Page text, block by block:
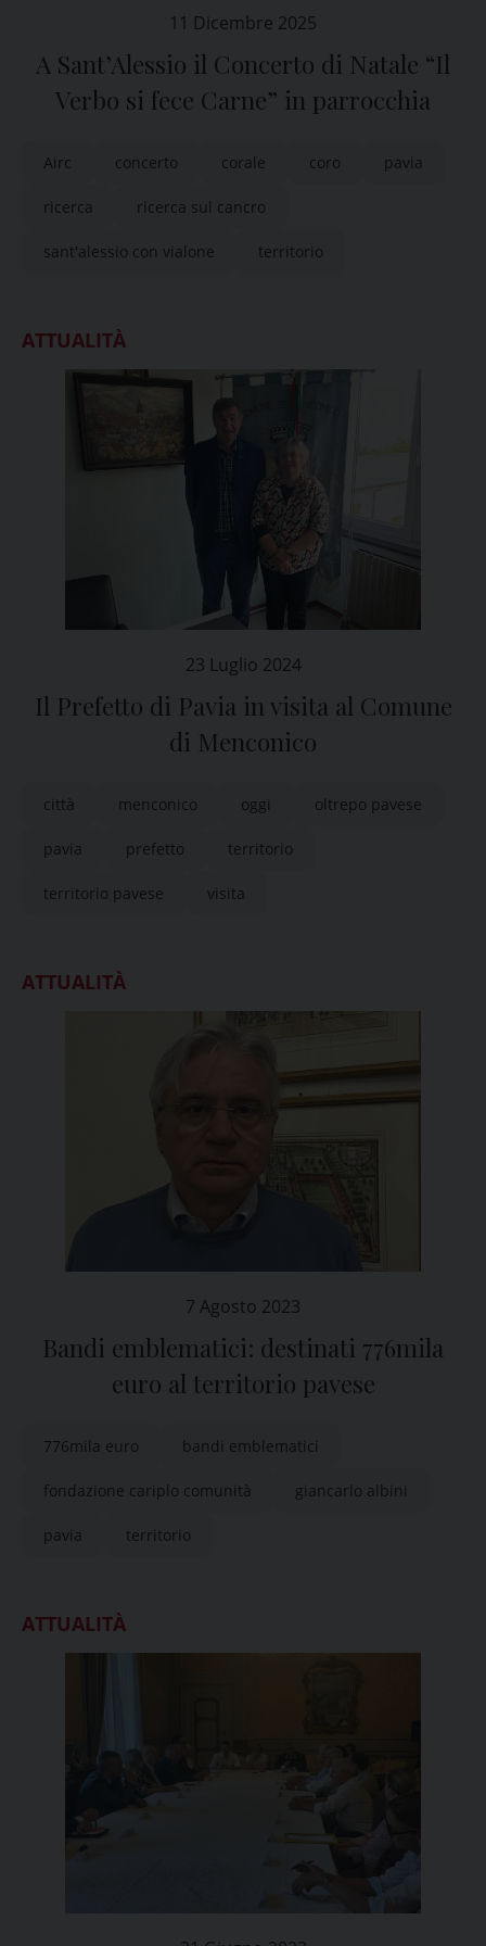
11 Dicembre 2025
A Sant’Alessio il Concerto di Natale “Il
Verbo si fece Carne” in parrocchia
Airc concerto corale coro pavia
ricerca ricerca sul cancro
sant'alessio con vialone territorio
ATTUALITÀ
23 Luglio 2024
Il Prefetto di Pavia in visita al Comune
di Menconico
città menconico oggi oltrepo pavese
pavia prefetto territorio
territorio pavese visita
ATTUALITÀ
7 Agosto 2023
Bandi emblematici: destinati 776mila
euro al territorio pavese
776mila euro bandi emblematici
fondazione cariplo comunità giancarlo albini
pavia territorio
ATTUALITÀ